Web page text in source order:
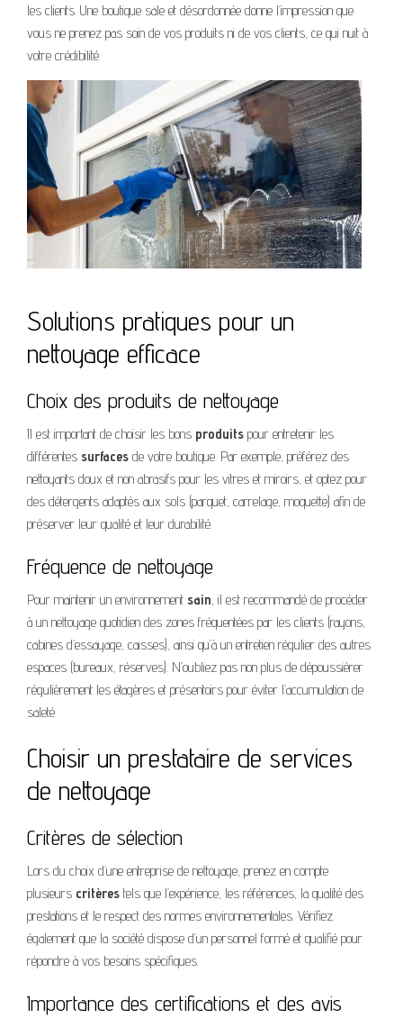
les clients. Une boutique sale et désordonnée donne l’impression que
vous ne prenez pas soin de vos produits ni de vos clients, ce qui nuit à
votre crédibilité.
Solutions pratiques pour un
nettoyage efficace
Choix des produits de nettoyage
Il est important de choisir les bons produits pour entretenir les
différentes surfaces de votre boutique. Par exemple, préférez des
nettoyants doux et non abrasifs pour les vitres et miroirs, et optez pour
des détergents adaptés aux sols (parquet, carrelage, moquette) afin de
préserver leur qualité et leur durabilité.
Fréquence de nettoyage
Pour maintenir un environnement sain, il est recommandé de procéder
à un nettoyage quotidien des zones fréquentées par les clients (rayons,
cabines d’essayage, caisses), ainsi qu’à un entretien régulier des autres
espaces (bureaux, réserves). N’oubliez pas non plus de dépoussiérer
régulièrement les étagères et présentoirs pour éviter l’accumulation de
saleté.
Choisir un prestataire de services
de nettoyage
Critères de sélection
Lors du choix d’une entreprise de nettoyage, prenez en compte
plusieurs critères tels que l’expérience, les références, la qualité des
prestations et le respect des normes environnementales. Vérifiez
également que la société dispose d’un personnel formé et qualifié pour
répondre à vos besoins spécifiques.
Importance des certifications et des avis